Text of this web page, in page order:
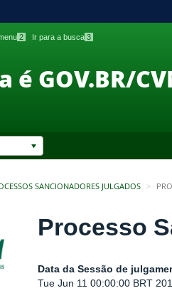
2 Ir para a busca 3
é GOV.BR/
SANCIONADORES JULGADOS
Processo
Data da Sessão de
Tue Jun 11 00:00:00 BRT